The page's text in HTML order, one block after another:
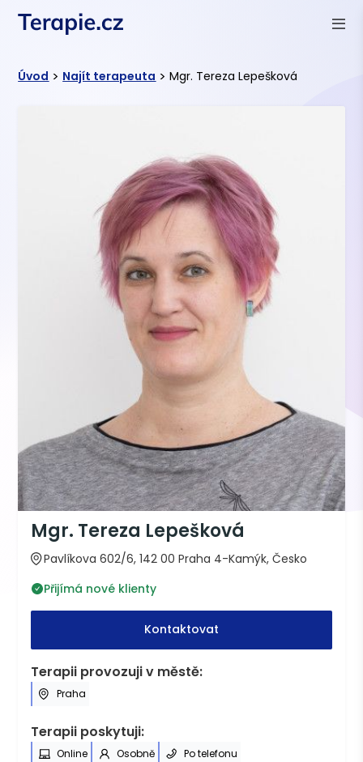
Úvod > Najít terapeuta > Mgr. Tereza Lepešková
Mgr. Tereza Lepešková
Pavlíkova 602/6, 142 00 Praha 4-Kamýk, Česko
Přijímá nové klienty
Kontaktovat
Terapii provozuji v městě:
Praha
Terapii poskytuji:
Online Osobně Po telefonu